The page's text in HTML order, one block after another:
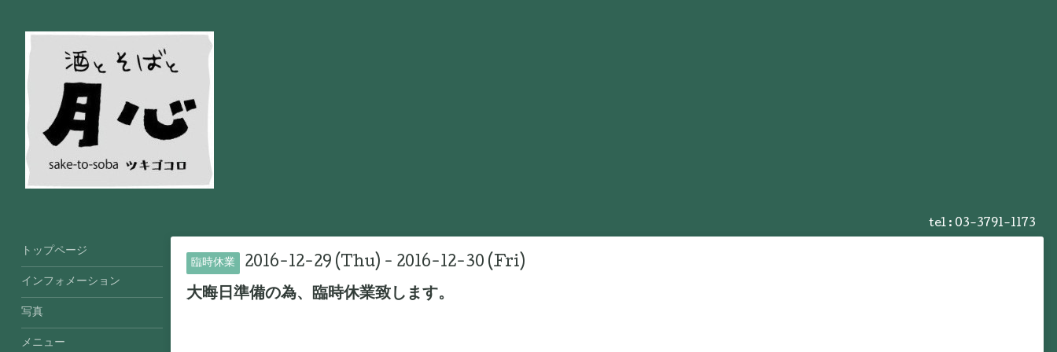
tel : 03-3791-1173
臨時休業 2016-12-29 (Thu) - 2016-12-30 (Fri)
大晦日準備の為、臨時休業致します。
トップページ
インフォメーション
写真
メニュー